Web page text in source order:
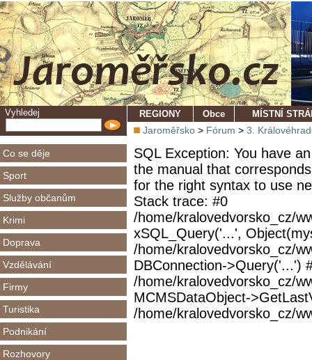
Vyhledej
Co se děje
Sport
Služby občanům
Krimi
Doprava
Vzdělávání
Firmy
Turistika
Podnikání
Rozhovory
REGIONY Obce MÍSTNÍ
Jaroměřsko > Fórum > 3.
SQL Exception: You have
the manual that
for the right syntax to use
Stack trace: #0
/home/kralovedvorsko_cz/
xSQL_Query('...',
/home/kralovedvorsko_cz/
DBConnection->Query('...')
/home/kralovedvorsko_cz/
MCMSDataObject-
/home/kralovedvorsko_cz/